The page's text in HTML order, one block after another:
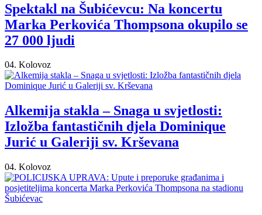
Spektakl na Šubićevcu: Na koncertu
Marka Perkovića Thompsona okupilo se
27 000 ljudi
04. Kolovoz
Alkemija stakla – Snaga u svjetlosti:
Izložba fantastičnih djela Dominique
Jurić u Galeriji sv. Krševana
04. Kolovoz